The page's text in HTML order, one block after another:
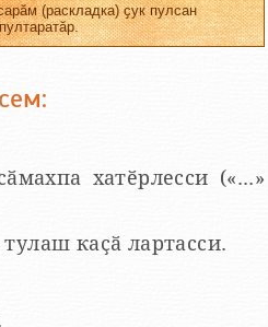
(раскладка) ҫук пулсан
хатӗрлесси
тулаш каҫӑ лартасси.